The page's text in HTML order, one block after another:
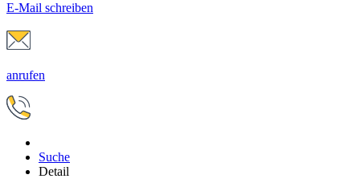
E-Mail schreiben
anrufen
Suche
Detail